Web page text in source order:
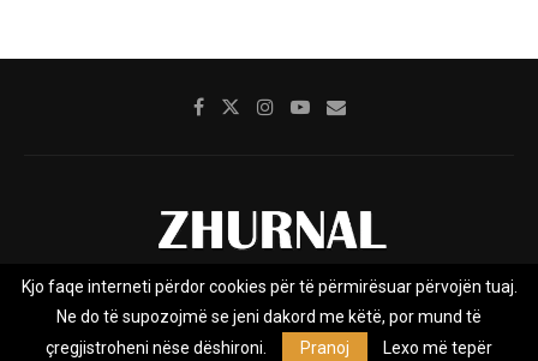
Rreth nesh Impresumi Marketing
Kontakt
Privacy Policy
Kjo faqe interneti përdor cookies për të përmirësuar përvojën tuaj.
Ne do të supozojmë se jeni dakord me këtë, por mund të
çregjistroheni nëse dëshironi.
Pranoj Lexo më tepër